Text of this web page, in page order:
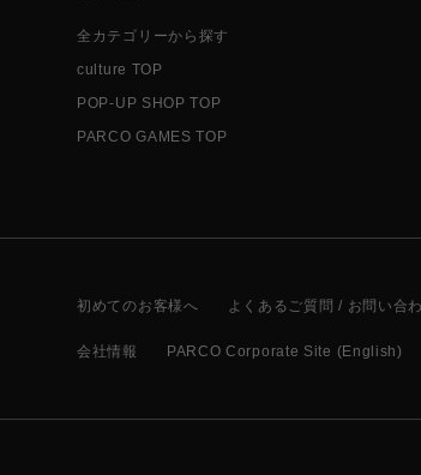
全カテゴリーから探す
culture TOP
POP-UP SHOP TOP
PARCO GAMES TOP
初めてのお客様へ よくあるご質問 / お問い合
会社情報 PARCO Corporate Site (English)